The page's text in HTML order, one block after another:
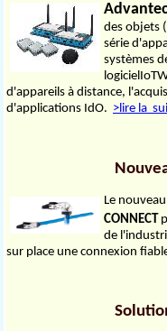
des objets
série
systèmes
d'appareils à distance,
d'applications IdO. >lire la
Le
CONNECT
de
sur place une connexion